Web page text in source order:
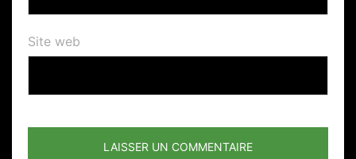
Site web